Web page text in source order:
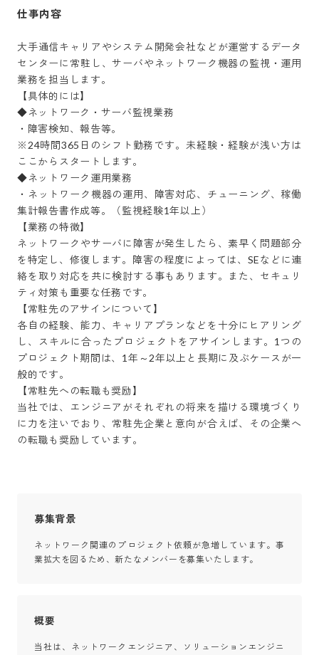
仕事内容
大手通信キャリアやシステム開発会社などが運営するデータ
センターに常駐し、サーバやネットワーク機器の監視・運用
業務を担当します。
【具体的には】
◆ネットワーク・サーバ監視業務
・障害検知、報告等。
※24時間365日のシフト勤務です。未経験・経験が浅い方は
ここからスタートします。
◆ネットワーク運用業務
・ネットワーク機器の運用、障害対応、チューニング、稼働
集計報告書作成等。（監視経験1年以上）
【業務の特徴】
ネットワークやサーバに障害が発生したら、素早く問題部分
を特定し、修復します。障害の程度によっては、SEなどに連
絡を取り対応を共に検討する事もあります。また、セキュリ
ティ対策も重要な任務です。
【常駐先のアサインについて】
各自の経験、能力、キャリアプランなどを十分にヒアリング
し、スキルに合ったプロジェクトをアサインします。1つの
プロジェクト期間は、1年～2年以上と長期に及ぶケースが一
般的です。
【常駐先への転職も奨励】
当社では、エンジニアがそれぞれの将来を描ける環境づくり
に力を注いでおり、常駐先企業と意向が合えば、その企業へ
の転職も奨励しています。
募集背景
ネットワーク関連のプロジェクト依頼が急増しています。事
業拡大を図るため、新たなメンバーを募集いたします。
概要
当社は、ネットワークエンジニア、ソリューションエンジニ